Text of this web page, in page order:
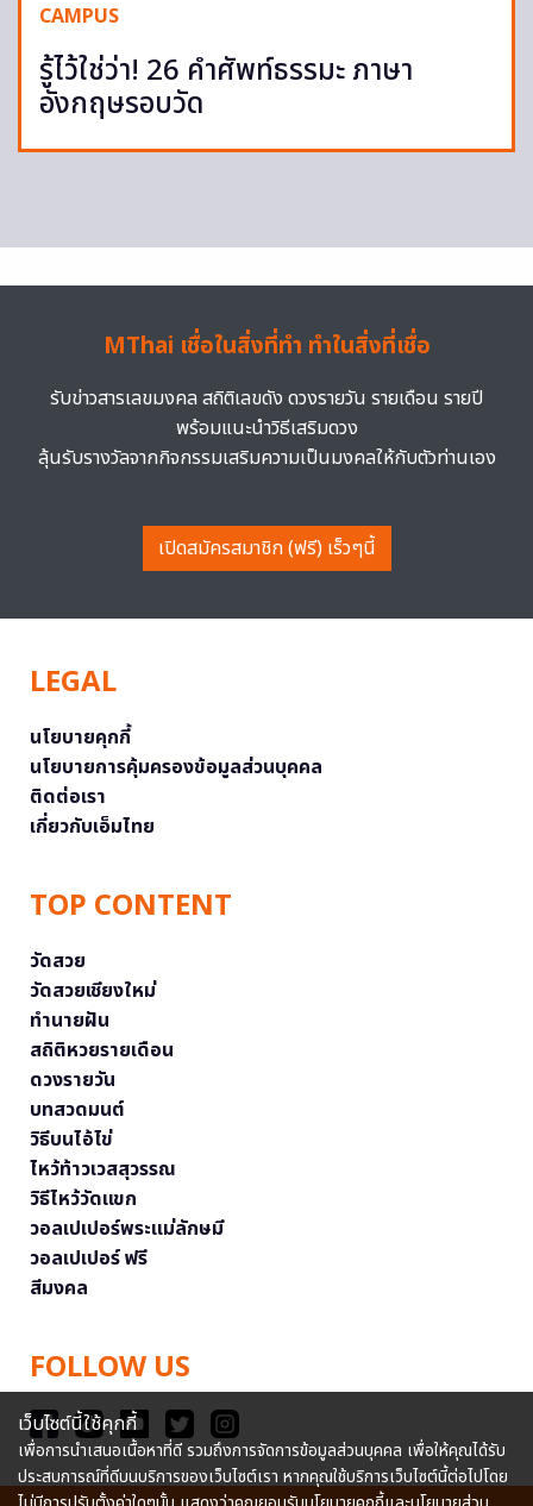
CAMPUS
รู้ไว้ใช่ว่า! 26 คำศัพท์ธรรมะ ภาษา
อังกฤษรอบวัด
MThai เชื่อในสิ่งที่ทำ ทำในสิ่งที่เชื่อ
รับข่าวสารเลขมงคล สถิติเลขดัง ดวงรายวัน รายเดือน รายปี
พร้อมแนะนำวิธีเสริมดวง
ลุ้นรับรางวัลจากกิจกรรมเสริมความเป็นมงคลให้กับตัวท่านเอง
เปิดสมัครสมาชิก (ฟรี) เร็วๆนี้
LEGAL
นโยบายคุกกี้
นโยบายการคุ้มครองข้อมูลส่วนบุคคล
ติดต่อเรา
เกี่ยวกับเอ็มไทย
TOP CONTENT
วัดสวย
วัดสวยเชียงใหม่
ทำนายฝัน
สถิติหวยรายเดือน
ดวงรายวัน
บทสวดมนต์
วิธีบนไอ้ไข่
ไหว้ท้าวเวสสุวรรณ
วิธีไหว้วัดแขก
วอลเปเปอร์พระแม่ลักษมี
วอลเปเปอร์ ฟรี
สีมงคล
FOLLOW US
เว็บไซต์นี้ใช้คุกกี้
เพื่อการนำเสนอเนื้อหาที่ดี รวมถึงการจัดการข้อมูลส่วนบุคคล เพื่อให้คุณได้รับ
ประสบการณ์ที่ดีบนบริการของเว็บไซต์เรา หากคุณใช้บริการเว็บไซต์นี้ต่อไปโดย